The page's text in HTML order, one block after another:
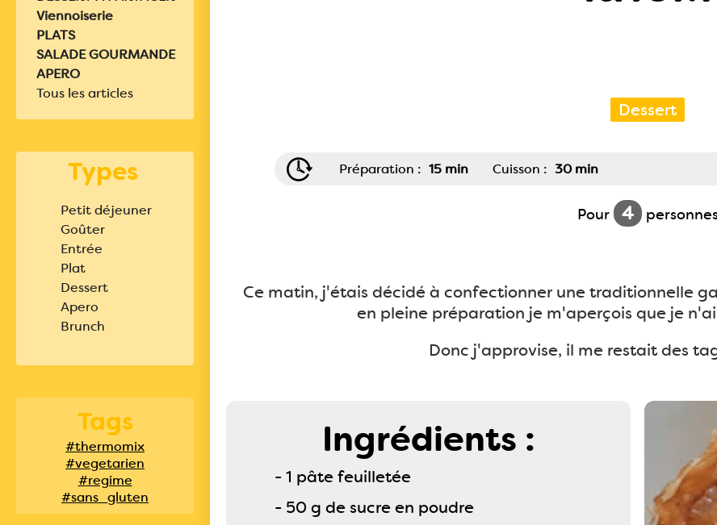
Viennoiserie
PLATS
SALADE GOURMANDE
APERO
Tous les articles
Types
Petit déjeuner
Goûter
Entrée
Plat
Dessert
Apero
Brunch
Tags
#thermomix
#vegetarien
#regime
#sans_gluten
Dessert
Préparation : 15 min Cuisson : 30 min
Pour 4
Ce matin, j'étais décidé à confectionner une traditionnelle
en pleine préparation je m'aperçois que je
Donc j'approvise, il me restait des
Ingrédients :
- 1 pâte feuilletée
- 50 g de sucre en poudre